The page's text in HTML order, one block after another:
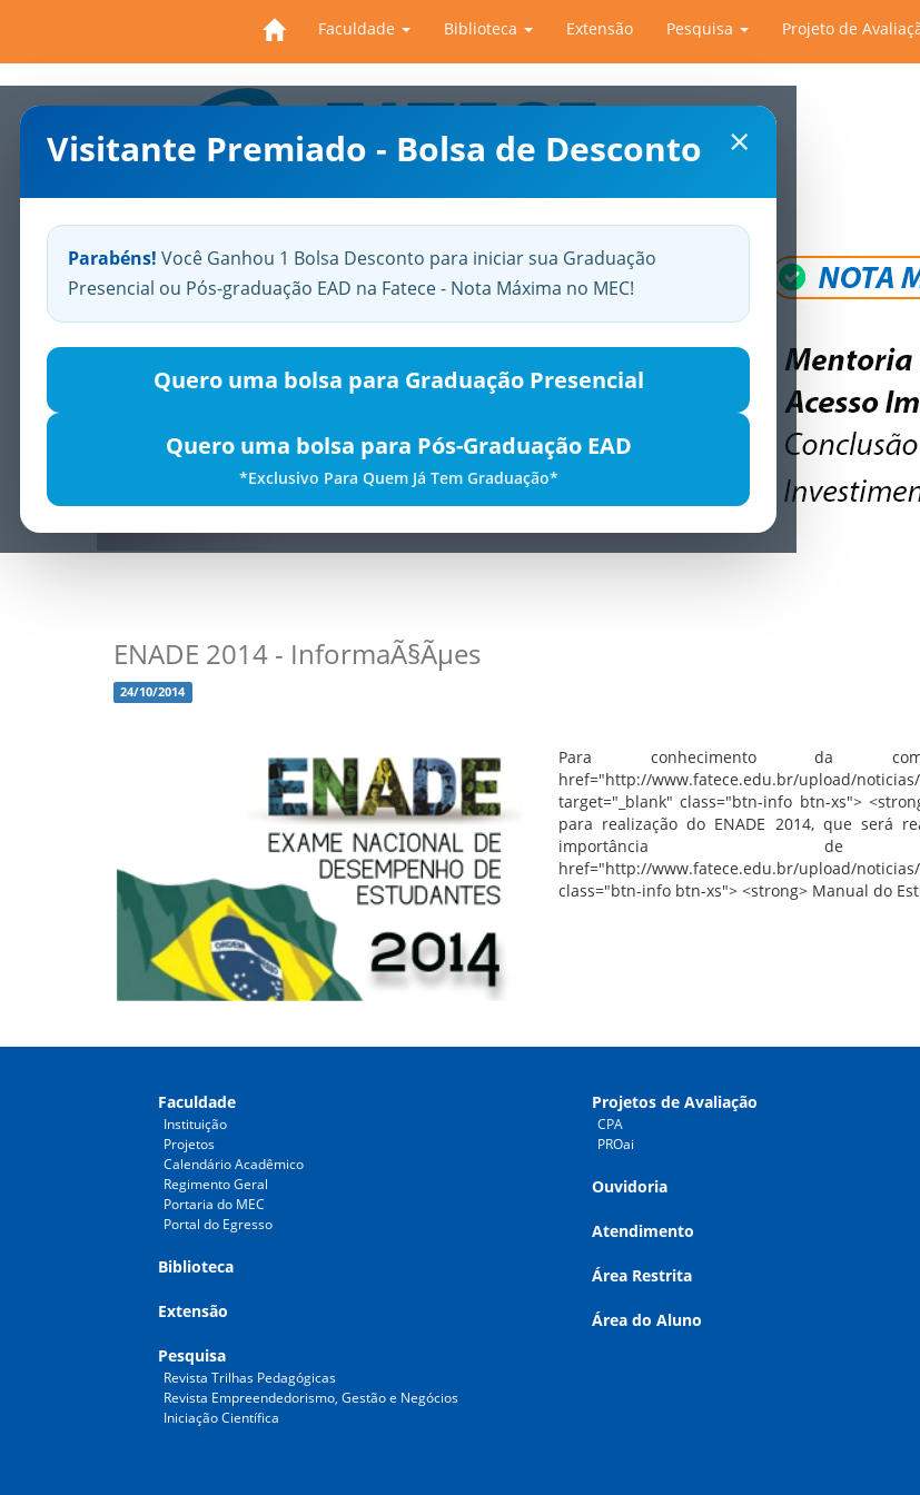
Faculdade Biblioteca Extensão Pesquisa Projeto de
×
Visitante Premiado - Bolsa de Desconto
Parabéns! Você Ganhou 1 Bolsa Desconto para iniciar sua Graduação
Presencial ou Pós-graduação EAD na Fatece - Nota Máxima no MEC!
Quero uma bolsa para Graduação Presencial
Quero uma bolsa para Pós-Graduação EAD
*Exclusivo Para Quem Já Tem Graduação*
Previous
ENADE 2014 - InformaÃ§Ãµes
24/10/2014
Para conhecimento da
href="http://www.fatece.edu.br/upload/
target="_blank" class="btn-info btn-xs">
para realização do ENADE 2014, que será
href="http://www.fatece.edu.br/upload/
class="btn-info btn-xs"> <strong> Manual do
Faculdade
Instituição
Projetos
Calendário Acadêmico
Regimento Geral
Portaria do MEC
Portal do Egresso
Biblioteca
Extensão
Pesquisa
Revista Trilhas Pedagógicas
Revista Empreendedorismo, Gestão e Negócios
Iniciação Científica
Projetos de Avaliação
CPA
PROai
Ouvidoria
Atendimento
Área Restrita
Área do Aluno